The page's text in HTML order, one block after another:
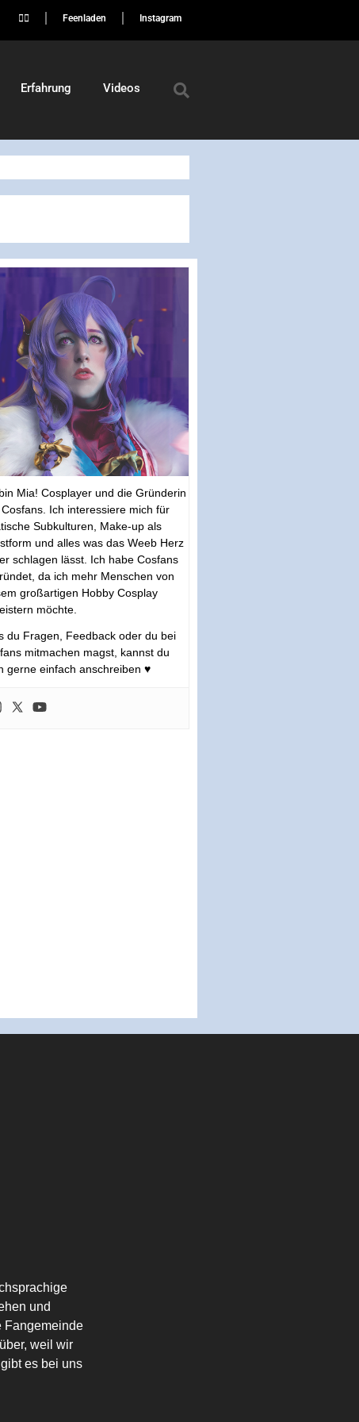
🏳️‍🌈 Feenladen Instagram
Erfahrung Videos
Mia! Cosplayer und die Gründerin
Ich interessiere mich für
Subkulturen, Make-up als
und alles was das Weeb Herz
schlagen lässt. Ich habe Cosfans
da ich mehr Menschen von
großartigen Hobby Cosplay
möchte.
du Fragen, Feedback oder du bei
mitmachen magst, kannst du
gerne einfach anschreiben ♥
und
Fangemeinde
weil wir
es bei uns